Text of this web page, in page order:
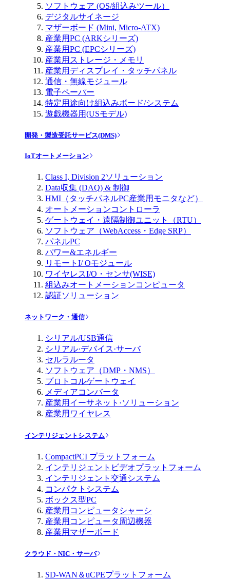
ソフトウェア (OS/組込みツール）
デジタルサイネージ
マザーボード (Mini, Micro-ATX)
産業用PC (ARKシリーズ)
産業用PC (EPCシリーズ)
産業用ストレージ・メモリ
産業用ディスプレイ・タッチパネル
通信・無線モジュール
電子ペーパー
特定用途向け組込みボード/システム
遊戯機器用(USモデル)
開発・製造受託サービス(DMS)
IoTオートメーション
Class I, Division 2ソリューション
Data収集 (DAQ) & 制御
HMI（タッチパネルPC産業用モニタなど）
オートメーションコントローラ
ゲートウェイ・遠隔制御ユニット（RTU）
ソフトウェア（WebAccess・Edge SRP）
パネルPC
パワー&エネルギー
リモートI/ Oモジュール
ワイヤレスI/O・センサ(WISE)
組込みオートメーションコンピュータ
認証ソリューション
ネットワーク・通信
シリアル/USB通信
シリアル·デバイス·サーバ
セルラルータ
ソフトウェア（DMP・NMS）
プロトコルゲートウェイ
メディアコンバータ
産業用イーサネット·ソリューション
産業用ワイヤレス
インテリジェントシステム
CompactPCI プラットフォーム
インテリジェントビデオプラットフォーム
インテリジェント交通システム
コンパクトシステム
ボックス型PC
産業用コンピュータシャーシ
産業用コンピュータ周辺機器
産業用マザーボード
クラウド・NIC・サーバ
SD-WAN＆uCPEプラットフォーム